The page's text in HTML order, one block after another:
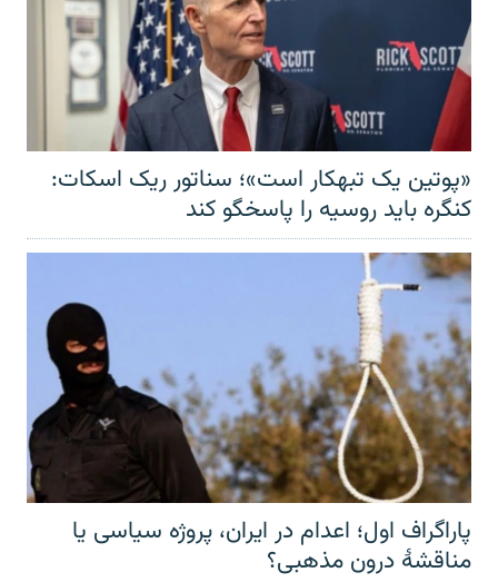
«پوتین یک تبهکار است»؛ سناتور ریک اسکات:
کنگره باید روسیه را پاسخگو کند
پاراگراف اول؛ اعدام در ایران، پروژه سیاسی یا
مناقشهٔ درون مذهبی؟